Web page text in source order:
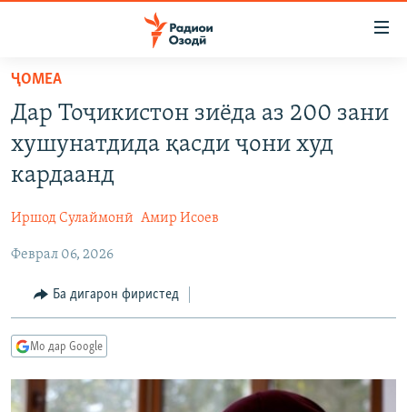
Ҷаҳиш
мояи
аслӣ
Ҷаҳиш
ба
феҳристи
аслӣ
Ҷаҳиш
ҷустор
СИЁСАТ
ҚАЗИЯИ "КРОКУС"
ОСИЁИ МАРКАЗӢ
ФАРҲАНГ
ВАРЗИШ
ГАПИ ОЗОД
РӮЗГОРИ МУҲОҶИР
ТАҲҚИҚОТ
ҶАНГ ДАР УКРАИНА
НАЗАРИ МАРДУМ
ОЗОДӢ ОНЛАЙН
ВИДЕО
НИГОРИСТОН
РӮЙХАТҲО
КИТОБҲОИ ОЗОДӢ
ҶОМEА
Дар Тоҷикистон зиёда аз 200 зани
хушунатдида қасди ҷони худ
кардаанд
Иршод Сулаймонӣ Амир Исоев
Феврал 06, 2026
Ба дигарон фиристед
Мо дар Google